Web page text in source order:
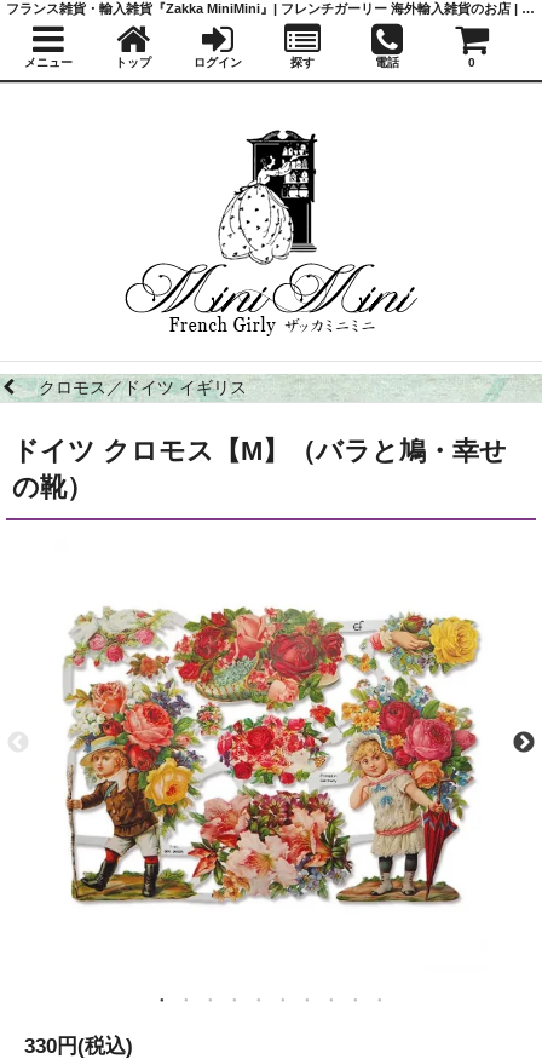
クロモス／ドイツ イギリス
ドイツ クロモス【M】（バラと鳩・幸せ
の靴）
330円(税込)
フランス雑貨・輸入雑貨『Zakka MiniMini』| フレンチガーリー 海外輸入雑貨のお店 | かわいい雑貨 | 蚤の市 | アンティーク
メニュー トップ ログイン 探す 電話 0